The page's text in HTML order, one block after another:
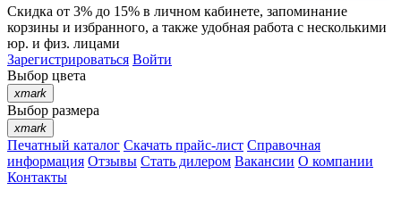
Скидка от 3% до 15% в личном кабинете, запоминание
корзины и избранного, а также удобная работа с несколькими
юр. и физ. лицами
Зарегистрироваться Войти
Выбор цвета
xmark
Выбор размера
xmark
Печатный каталог Скачать прайс-лист Справочная
информация Отзывы Стать дилером Вакансии О компании
Контакты